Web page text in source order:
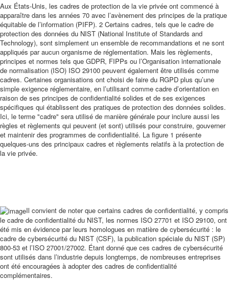
Aux États-Unis, les cadres de protection de la vie privée ont commencé à
apparaître dans les années 70 avec l’avènement des principes de la pratique
équitable de l’information (PIFP). 2 Certains cadres, tels que le cadre de
protection des données du NIST (National Institute of Standards and
Technology), sont simplement un ensemble de recommandations et ne sont
appliqués par aucun organisme de réglementation. Mais les règlements,
principes et normes tels que GDPR, FIPPs ou l’Organisation internationale
de normalisation (ISO) ISO 29100 peuvent également être utilisés comme
cadres. Certaines organisations ont choisi de faire du RGPD plus qu’une
simple exigence réglementaire, en l’utilisant comme cadre d’orientation en
raison de ses principes de confidentialité solides et de ses exigences
spécifiques qui établissent des pratiques de protection des données solides.
Ici, le terme "cadre" sera utilisé de manière générale pour inclure aussi les
règles et règlements qui peuvent (et sont) utilisés pour construire, gouverner
et maintenir des programmes de confidentialité. La figure 1 présente
quelques-uns des principaux cadres et règlements relatifs à la protection de
la vie privée.
Il convient de noter que certains cadres de confidentialité, y compris
le cadre de confidentialité du NIST, les normes ISO 27701 et ISO 29100, ont
été mis en évidence par leurs homologues en matière de cybersécurité : le
cadre de cybersécurité du NIST (CSF), la publication spéciale du NIST (SP)
800-53 et l’ISO 27001/27002. Étant donné que ces cadres de cybersécurité
sont utilisés dans l’industrie depuis longtemps, de nombreuses entreprises
ont été encouragées à adopter des cadres de confidentialité
complémentaires.